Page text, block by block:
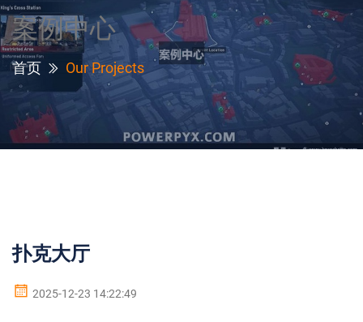
案例中心
首页 Our Projects
扑克大厅
2025-12-23 14:22:49